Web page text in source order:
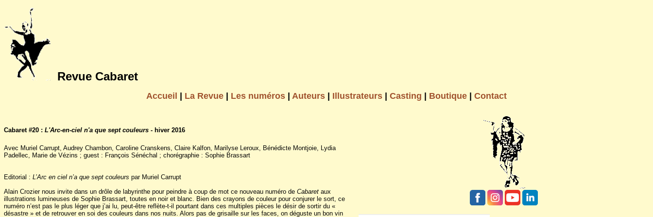
Revue Cabaret
Accueil La Revue Les numéros Auteurs Illustrateurs Casting Boutique Contact
Cabaret #20 : L'Arc-en-ciel n'a que sept couleurs - hiver 2016
Avec Muriel Carrupt, Audrey Chambon, Caroline Cranskens, Claire Kalfon, Marilyse Leroux, Bénédicte Montjoie, Lydia
Padellec, Marie de Vézins ; guest : François Sénéchal ; chorégraphie : Sophie Brassart
Editorial : L’Arc en ciel n’a que sept couleurs par Muriel Carrupt
Alain Crozier nous invite dans un drôle de labyrinthe pour peindre à coup de mot ce nouveau numéro de Cabaret aux
illustrations lumineuses de Sophie Brassart, toutes en noir et blanc. Bien des crayons de couleur pour conjurer le sort, ce
numéro n’est pas le plus léger que j’ai lu, peut-être reflète-t-il pourtant dans ces multiples pièces le désir de sortir du «
désastre » et de retrouver en soi des couleurs dans nos nuits. Alors pas de grisaille sur les faces, on déguste un bon vin